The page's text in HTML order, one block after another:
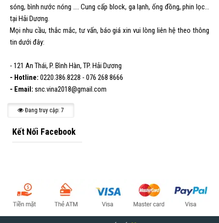
sóng, bình nước nóng .... Cung cấp block, ga lạnh, ống đồng, phin lọc...
tại Hải Dương.
Mọi nhu cầu, thắc mắc, tư vấn, báo giá xin vui lòng liên hệ theo thông
tin dưới đây:
- 121 An Thái, P. Bình Hàn, TP. Hải Dương
- Hotline: 0220.386.8228 - 076 268 8666
- Email: snc.vina2018@gmail.com
Đang truy cập: 7
Kết Nối Facebook